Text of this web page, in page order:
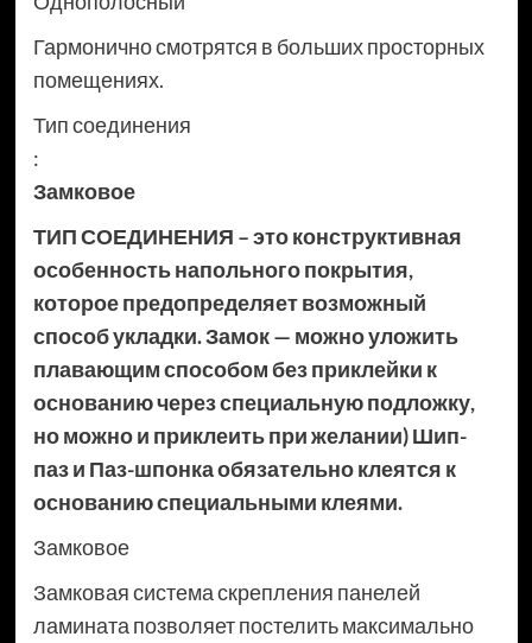
Гармонично смотрятся в больших просторных
помещениях.
Тип соединения
:
Замковое
ТИП СОЕДИНЕНИЯ – это конструктивная
особенность напольного покрытия,
которое предопределяет возможный
способ укладки. Замок — можно уложить
плавающим способом без приклейки к
основанию через специальную подложку,
но можно и приклеить при желании) Шип-
паз и Паз-шпонка обязательно клеятся к
основанию специальными клеями.
Замковое
Замковая система скрепления панелей
ламината позволяет постелить максимально